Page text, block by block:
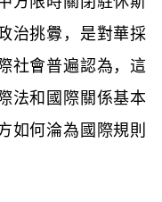
治挑釁，是對華採
社會普遍認為，這
法和國際關係基本
如何淪為國際規則